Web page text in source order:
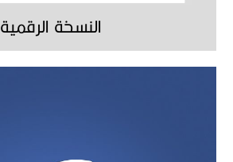
النسخة الرقمية